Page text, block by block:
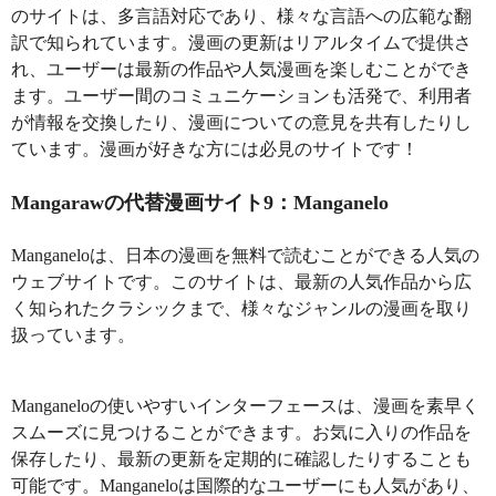
のサイトは、多言語対応であり、様々な言語への広範な翻
訳で知られています。漫画の更新はリアルタイムで提供さ
れ、ユーザーは最新の作品や人気漫画を楽しむことができ
ます。ユーザー間のコミュニケーションも活発で、利用者
が情報を交換したり、漫画についての意見を共有したりし
ています。漫画が好きな方には必見のサイトです！
Mangarawの代替漫画サイト9：Manganelo
Manganeloは、日本の漫画を無料で読むことができる人気の
ウェブサイトです。このサイトは、最新の人気作品から広
く知られたクラシックまで、様々なジャンルの漫画を取り
扱っています。
Manganeloの使いやすいインターフェースは、漫画を素早く
スムーズに見つけることができます。お気に入りの作品を
保存したり、最新の更新を定期的に確認したりすることも
可能です。Manganeloは国際的なユーザーにも人気があり、